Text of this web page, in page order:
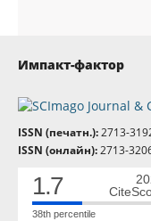
Импакт-фактор
ISSN (печатн.):2713-
ISSN (онлайн):2713-
1.7
38th percentile